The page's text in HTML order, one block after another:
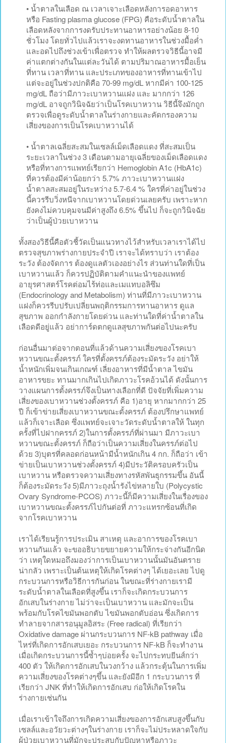
• น้ำตาลในเลือด ณ เวลาเจาะเลือดหลังการอดอาหาร
หรือ Fasting plasma glucose (FPG) คือระดับน้ำตาลใน
เลือดหลังจากการงดรับประทานอาหารอย่างน้อย 8-10
ชั่วโมง โดยทั่วไปแล้วเราจะงดทานอาหารในช่วงมื้อค่ำ
และอดไปถึงช่วงเข้าเพื่อตรวจ ทำให้ผลตรวจวิธีนี้อาจมี
ค่าแตกต่างกันในแต่ละวันได้ ตามปริมาณอาหารมื้อเย็น
ที่ทาน เวลาที่ทาน และประเภทของอาหารที่ทานเข้าไป
แต่จะอยู่ในช่วงปกติคือ 70-99 mg/dL หากมีค่า 100-125
mg/dL ถือว่ามีภาวะเบาหวานแฝง และ มากกว่า 126
mg/dL อาจถูกวินิจฉัยว่าเป็นโรคเบาหวาน วิธีนี้จึงมักถูก
ตรวจเพื่อดูระดับน้ำตาลในร่างกายและคัดกรองความ
เสี่ยงของการเป็นโรคเบาหวานได้
• น้ำตาลเฉลี่ยสะสมในเซลล์เม็ดเลือดแดง ที่สะสมเป็น
ระยะเวลาในช่วง 3 เดือนตามอายุเฉลี่ยของเม็ดเลือดแดง
หรือที่ทางการแพทย์เรียกว่า Hemoglobin A1c (HbA1c)
ที่ควรต้องมีค่าน้อยกว่า 5.7% ภาวะเบาหวานแฝง
น้ำตาลสะสมอยู่ในระหว่าง 5.7-6.4 % ใครที่ค่าอยู่ในช่วง
นี้ควรรีบวิ่งหนีจากเบาหวานโดยด่วนเลยครับ เพราะหาก
ยังคงไม่ควบคุมจนมีค่าสูงถึง 6.5% ขึ้นไป ก็จะถูกวินิจฉัย
ว่าเป็นผู้ป่วยเบาหวาน
ทั้งสองวิธีนี้คือตัวชี้วัดเป็นแนวทางไว้สำหรับเวลาเราได้ไป
ตรวจสุขภาพร่างกายประจำปี เราจะได้ทราบว่า เราต้อง
ระวัง ต้องจัดการ ต้องดูแลตัวเองอย่างไร ส่วนท่านใดที่เป็น
เบาหวานแล้ว ก็ควรปฏิบัติตามคำแนะนำของแพทย์
อายุรศาสตร์โรคต่อมไร้ท่อและเมแทบอลิซึม
(Endocrinology and Metabolism) ท่านที่มีภาวะเบาหวาน
แฝงก็ควรรีบปรับเปลี่ยนพฤติกรรมการทานอาหาร ดูแล
สุขภาพ ออกกำลังกายโดยด่วน และท่านใดที่ค่าน้ำตาลใน
เลือดดีอยู่แล้ว อย่าการ์ดตกดูแลสุขภาพกันต่อไปนะครับ
ก่อนอื่นมาต่อจากตอนที่แล้วด้านความเสี่ยงของโรคเบา
หวานขณะตั้งครรภ์ ใครที่ตั้งครรภ์ต้องระมัดระวัง อย่าให้
น้ำหนักเพิ่มจนเกินเกณฑ์ เลี่ยงอาหารที่มีน้ำตาล ไขมัน
อาหารขยะ ทานมากเกินไปเกิดภาวะโรคอ้วนได้ ดังนั้นการ
วางแผนการตั้งครรภ์จึงเป็นทางเลือกที่ดี ปัจจัยที่เพิ่มความ
เสี่ยงของเบาหวานช่วงตั้งครรภ์ คือ 1)อายุ หากมากกว่า 25
ปี ก็เข้าข่ายเสี่ยงเบาหวานขณะตั้งครรภ์ ต้องปรึกษาแพทย์
แล้วก็เจาะเลือด ซึ่งแพทย์จะเจาะวัดระดับน้ำตาลให้ ในทุก
ครั้งที่ไปฝากครรภ์ 2)ในการตั้งครรภ์ที่ผ่านมา มีภาวะเบา
หวานขณะตั้งครรภ์ ก็ถือว่าเป็นความเสี่ยงในครรภ์ต่อไป
ด้วย 3)บุตรที่คลอดก่อนหน้ามีน้ำหนักเกิน 4 กก. ก็ถือว่า เข้า
ข่ายเป็นเบาหวานช่วงตั้งครรภ์ 4)มีประวัติครอบครัวเป็น
เบาหวาน หรือตรวจความเสี่ยงทางรหัสพันธุกรรมขึ้น อันนี้
ก็ต้องระมัดระวัง 5)มีภาวะถุงน้ำรังไข่หลายใบ (Polycystic
Ovary Syndrome-PCOS) ภาวะนี้ก็มีความเสี่ยงในเรื่องของ
เบาหวานขณะตั้งครรภ์ไปกันต่อที่ ภาวะแทรกซ้อนที่เกิด
จากโรคเบาหวาน
เราได้เรียนรู้การประเมิน สาเหตุ และอาการของโรคเบา
หวานกันแล้ว จะขออธิบายขยายความให้กระจ่างกันอีกนิด
ว่า เหตุใดหมอถึงมองว่าการเป็นเบาหวานนั้นมันอันตราย
น่ากลัว เพราะเป็นต้นเหตุให้เกิดโรคต่างๆ ได้เยอะเลย ไปดู
กระบวนการหรือวิธีการกันก่อน ในขณะที่ร่างกายเรามี
ระดับน้ำตาลในเลือดที่สูงขึ้น เราก็จะเกิดกระบวนการ
อักเสบในร่างกาย ไม่ว่าจะเป็นเบาหวาน และมักจะเป็น
พร้อมกับโรคไขมันพอกตับ ไขมันพอกตับอ่อน ซึ่งเกิดการ
ทำลายจากสารอนุมูลอิสระ (Free radical) ที่เรียกว่า
Oxidative damage ผ่านกระบวนการ NF-kB pathway เมื่อ
ไหร่ที่เกิดการอักเสบเยอะ กระบวนการ NF-kB ก็จะทำงาน
เมื่อเกิดกระบวนการนี้ซ้ำๆบ่อยครั้ง จะไปกระทบยีนส์กว่า
400 ตัว ให้เกิดการอักเสบในวงกว้าง แล้วกระตุ้นในการเพิ่ม
ความเสี่ยงของโรคต่างๆขึ้น และยังมีอีก 1 กระบวนการ ที่
เรียกว่า JNK ที่ทำให้เกิดการอักเสบ ก่อให้เกิดโรคใน
ร่างกายเช่นกัน
เมื่อเราเข้าใจถึงการเกิดความเสี่ยงของการอักเสบสูงขึ้นกับ
เซลล์และอวัยวะต่างๆในร่างกาย เราก็จะไม่ประหลาดใจกับ
ผู้ป่วยเบาหวานที่มักจะประสบกับปัญหาหรือภาวะ